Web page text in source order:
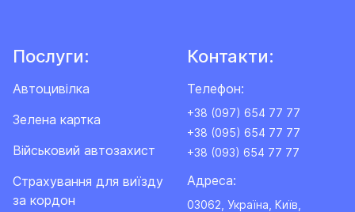
Послуги:
Автоцивілка
Зелена картка
Військовий автозахист
Cтрахування для виїзду
за кордон
Контакти:
Телефон:
+38 (097) 654 77 77
+38 (095) 654 77 77
+38 (093) 654 77 77
Адреса:
03062, Україна, Київ,